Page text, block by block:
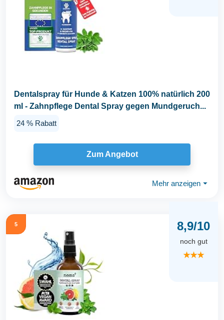
Dentalspray für Hunde & Katzen 100% natürlich 200
ml - Zahnpflege Dental Spray gegen Mundgeruch...
24 % Rabatt
Zum Angebot
Mehr anzeigen ⏷
5 8,9/10
noch gut
★★★